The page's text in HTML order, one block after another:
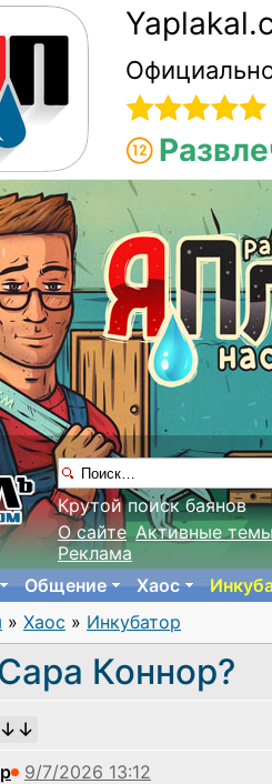
Крутой поиск баянов
О сайте Активные
Реклама
Общение Хаос
» Хаос » Инкубатор
Коннор?